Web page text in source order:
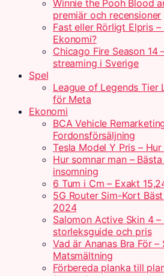
Winnie the Pooh Blood
premiär och recensioner
Fast eller Rörligt Elpris
Ekonomi?
Chicago Fire Season 14
streaming i Sverige
Spel
League of Legends Tier
för Meta
Ekonomi
BCA Vehicle
Fordonsförsäljning
Tesla Model Y Pris –
Hur somnar man –
insomning
6 Tum i Cm – Exakt
5G Router Sim-Kort
2024
Salomon Active Skin 4 –
storleksguide och pris
Vad är Ananas Bra För
Matsmältning
Förbereda planka till